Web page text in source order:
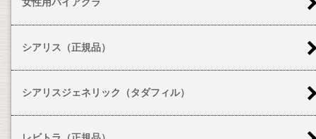
シアリス（正規品）
シアリスジェネリック（タダフィル）